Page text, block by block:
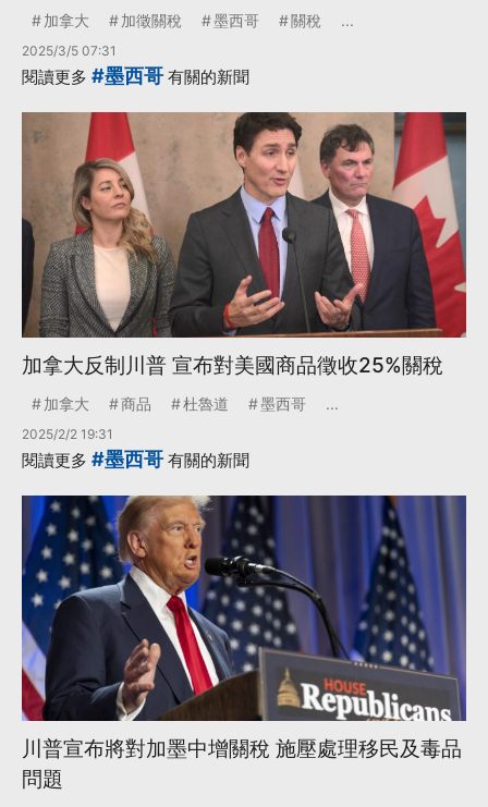
加拿大 加徵關稅 墨西哥 關稅 ...
2025/3/5 07:31
閱讀更多 #墨西哥 有關的新聞
加拿大反制川普 宣布對美國商品徵收25%關稅
加拿大 商品 杜魯道 墨西哥 ...
2025/2/2 19:31
閱讀更多 #墨西哥 有關的新聞
川普宣布將對加墨中增關稅 施壓處理移民及毒品
問題